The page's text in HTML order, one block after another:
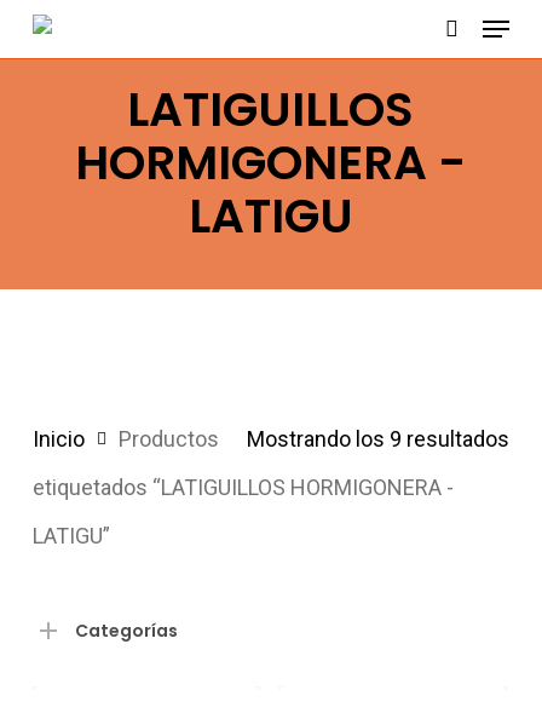
Skip
to
search
Menu
LATIGUILLOS
HORMIGONERA -
LATIGU
Mostrando los 9 resultados
Inicio
Productos
etiquetados “LATIGUILLOS HORMIGONERA -
LATIGU”
Categorías